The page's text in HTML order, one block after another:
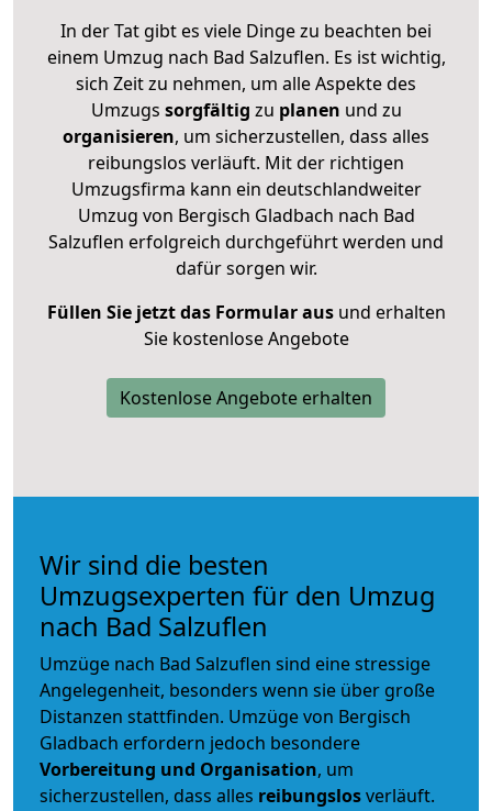
In der Tat gibt es viele Dinge zu beachten bei
einem Umzug nach Bad Salzuflen. Es ist wichtig,
sich Zeit zu nehmen, um alle Aspekte des
Umzugs sorgfältig zu planen und zu
organisieren, um sicherzustellen, dass alles
reibungslos verläuft. Mit der richtigen
Umzugsfirma kann ein deutschlandweiter
Umzug von Bergisch Gladbach nach Bad
Salzuflen erfolgreich durchgeführt werden und
dafür sorgen wir.
Füllen Sie jetzt das Formular ausund erhalten
Sie kostenlose Angebote
Kostenlose Angebote erhalten
Wir sind die besten
Umzugsexperten für den Umzug
nach Bad Salzuflen
Umzüge nach Bad Salzuflen sind eine stressige
Angelegenheit, besonders wenn sie über große
Distanzen stattfinden. Umzüge von Bergisch
Gladbach erfordern jedoch besondere
Vorbereitung und Organisation, um
sicherzustellen, dass alles reibungslosverläuft.